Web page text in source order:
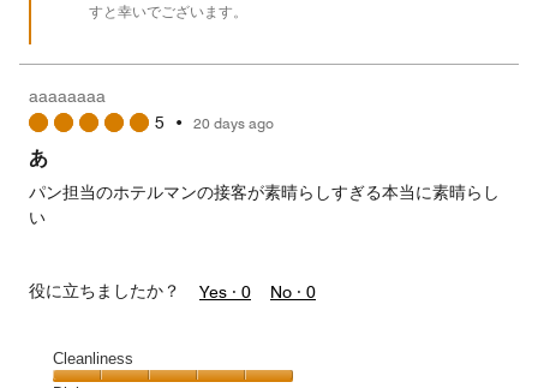
すと幸いでございます。
aaaaaaaa
5 • 20 days ago
あ
パン担当のホテルマンの接客が素晴らしすぎる本当に素晴らし
い
役に立ちましたか？ Yes · 0 No · 0
Cleanliness